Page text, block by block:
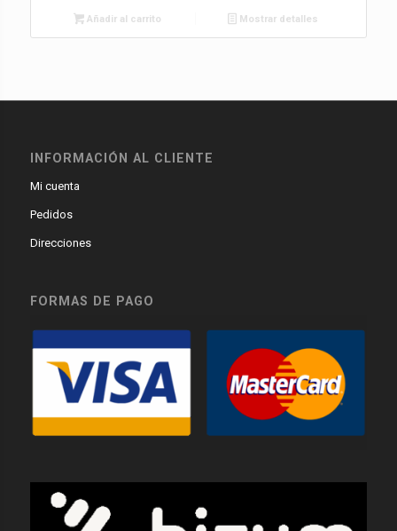
Añadir al carrito Mostrar detalles
INFORMACIÓN AL CLIENTE
Mi cuenta
Pedidos
Direcciones
FORMAS DE PAGO